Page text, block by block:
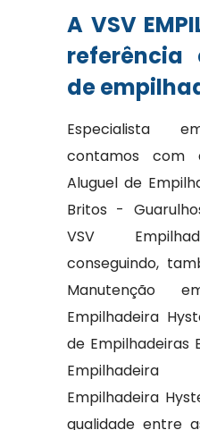
A VSV
referência
de
Especialista
contamos com
Aluguel de
Britos -
VSV
conseguindo,
Manutenção
Empilhadeira
de Empilhadeiras
Empilhadeira
qualidade entre